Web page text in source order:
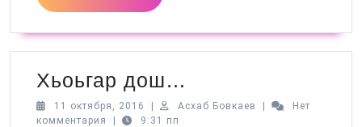
ДАЛЕЕ
Хьоьгар дош…
дош…
11 октября, 2016 11
октября,
| Асхаб Бовкаев Асхаб
|
Нет
комментария
| 9:31 пп